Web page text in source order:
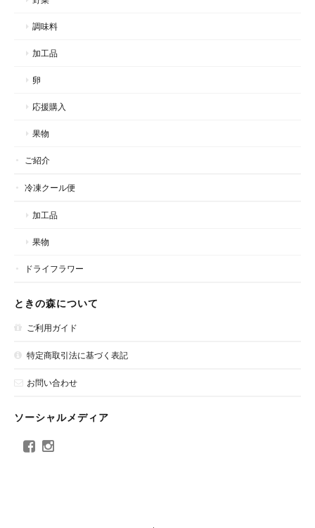
調味料
加工品
卵
応援購入
果物
ご紹介
冷凍クール便
加工品
果物
ドライフラワー
ときの森について
ご利用ガイド
特定商取引法に基づく表記
お問い合わせ
ソーシャルメディア